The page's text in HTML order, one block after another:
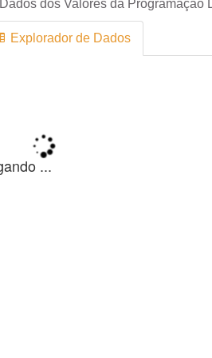
Dados dos Valores da Programação
Explorador de Dados